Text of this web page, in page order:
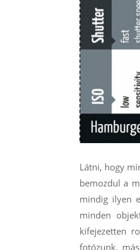
Látni, hogy
bemozdul a
mindig ilyen
minden
kifejezetten
fotózunk,